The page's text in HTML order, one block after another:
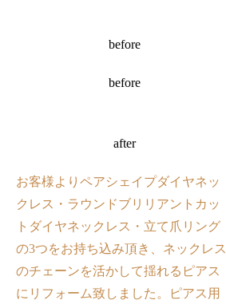
before
before
after
お客様よりペアシェイプダイヤネッ
クレス・ラウンドブリリアントカッ
トダイヤネックレス・立て爪リング
の3つをお持ち込み頂き、ネックレス
のチェーンを活かして揺れるピアス
にリフォーム致しました。ピアス用